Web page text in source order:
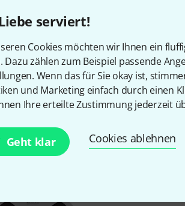
serviert!
Cookies möchten wir Ihnen ein
Dazu zählen zum Beispiel passende
Wenn das für Sie okay ist,
und Marketing einfach durch einen
Ihre erteilte Zustimmung jederzeit
Geht klar Cookies ablehnen
RTMLPR 90
Länge: 1100
Sofort lieferbar
LPR 90